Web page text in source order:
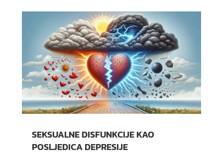
SEKSUALNE DISFUNKCIJE KAO
POSLJEDICA DEPRESIJE